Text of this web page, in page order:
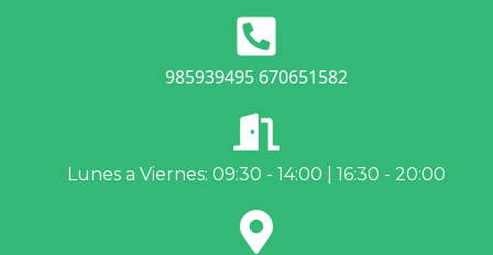
985939495 670651582
Lunes a Viernes: 09:30 - 14:00 | 16:30 - 20:00